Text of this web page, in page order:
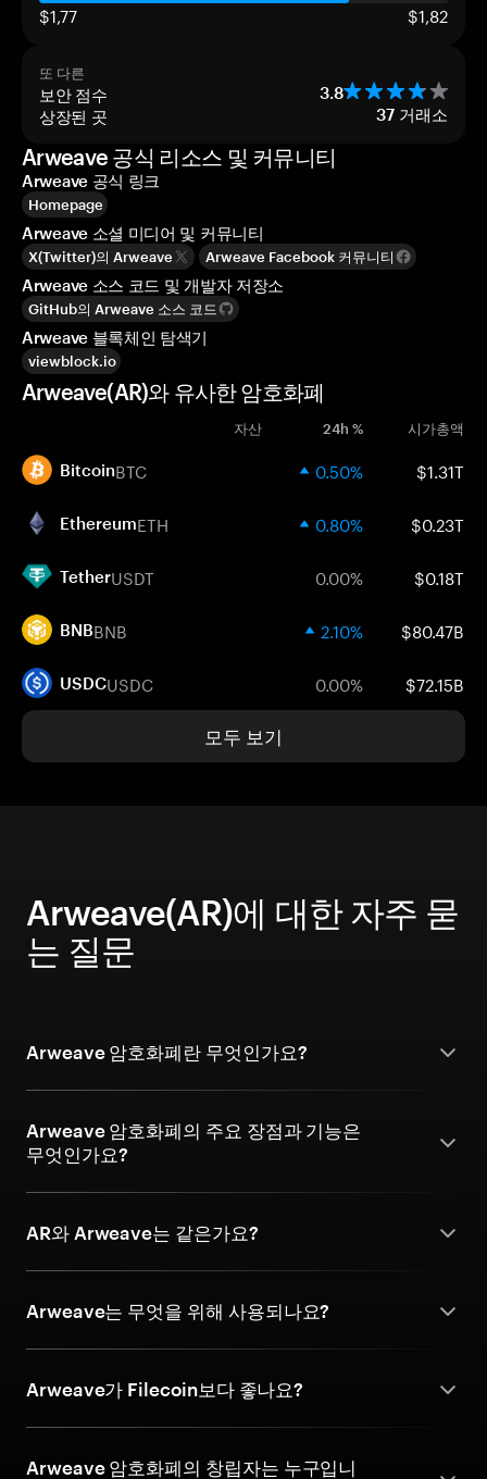
$1,77 $1,82
또 다른
보안 점수 3.8
상장된 곳 37 거래소
Arweave 공식 리소스 및 커뮤니티
Arweave 공식 링크
Homepage
Arweave 소셜 미디어 및 커뮤니티
X(Twitter)의 Arweave Arweave Facebook 커뮤니티
Arweave 소스 코드 및 개발자 저장소
GitHub의 Arweave 소스 코드
Arweave 블록체인 탐색기
viewblock.io
Arweave(AR)와 유사한 암호화폐
자산 24h % 시가총액
BitcoinBTC 0.50% $1.31T
EthereumETH 0.80% $0.23T
TetherUSDT 0.00% $0.18T
BNBBNB 2.10% $80.47B
USDCUSDC 0.00% $72.15B
모두 보기
Arweave(AR)에 대한 자주 묻
는 질문
Arweave 암호화폐란 무엇인가요?
Arweave 암호화폐의 주요 장점과 기능은
무엇인가요?
AR와 Arweave는 같은가요?
Arweave는 무엇을 위해 사용되나요?
Arweave가 Filecoin보다 좋나요?
Arweave 암호화폐의 창립자는 누구입니